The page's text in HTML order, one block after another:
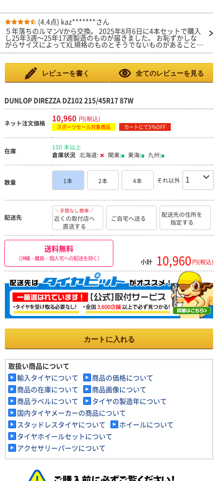
(4.4点) kaz*******さん
５年落ちのルマンVから交換。 2025年8月6日に4本セットで購入
し25年3週～25年17週製造のものが届きました。 お恥ずかしな
がらサイズによってXL規格のものとそうでないものがあることを
知らずスタンドの方に2.8kでお願いしましたが、通常規格である
りと高速道路の走行のみですが100キロ程度の巡行で不安を感じ
ることは全くありません。 ウエット性能についての低評価が見
られますが豪雨ではないう通常の雨では特に問題ありませんでし
た。 ハイドロを起こすような路面では走っていないのでとりあ
ドノイズが減るかと思いましたが逆に増したような気もします。
総じて一般使用なら何も問題はないタイヤだと思います。 価格
が近い他のメーカーとも悩みましたが見慣れたDUNLOPロゴがあ
るだけで少し安心感がありますね。
レビューを書く 全てのレビューを見る
DUNLOP DIREZZA DZ102 215/45R17 87W
ネット注文価格 10,960 円(税込)
スポーツセール対象商品 カートにて5％OFF
在庫
100 本以上
倉庫状況 北海道: 関東: 東海: 九州:
数量 1本 2本 4本 それ以外
配送先
＼手間なし簡単／
近くの取付店へ
直送する
ご自宅へ送る
配送先の住所を
指定する
送料無料
（沖縄・離島・個人宅への配送を除く） 小計 10,960 円(税込)
カートに入れる
取扱い商品について
輸入タイヤについて
商品の価格について
商品の在庫について
商品画像について
商品ラベルについて
タイヤの製造年について
国内タイヤメーカーの商品について
スタッドレスタイヤについて
ホイールについて
タイヤホイールセットについて
アクセサリーパーツについて